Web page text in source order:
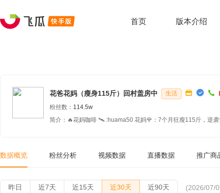
首页 版本介绍
花爸花妈（瘦身115斤）回村盖房中
生活
粉丝数： 114.5w
简介：🔥花妈咖啡 🛰️ :huama50 花妈🌹：7个月狂瘦115斤，逆袭女神， CR7防弹管家咖啡4年老店 大胎花花10岁，妹妹朵朵5岁 花爸🌹：纯纯嘚了呵，搞笑担当 记录一家四口真实日常 不演
数据概览 粉丝分析 视频数据 直播数据 推广商
昨日 近7天 近15天 近30天 近90天 (2026/07/